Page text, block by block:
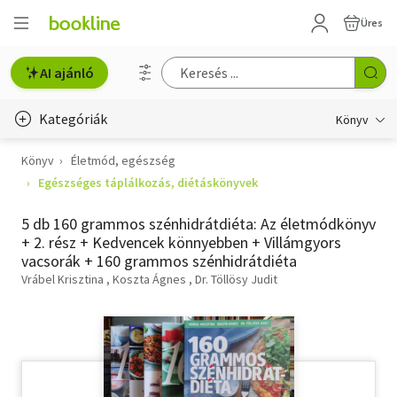
Üres
AI ajánló
Kategóriák Könyv
Életmód, egészség
Gyermek- és ifjúsági
Hobbi, szabadidő
Könyv
Életmód, egészség
Egészséges táplálkozás, diétáskönyvek
5 db 160 grammos szénhidrátdiéta: Az életmódkönyv
+ 2. rész + Kedvencek könnyebben + Villámgyors
vacsorák + 160 grammos szénhidrátdiéta
Vrábel Krisztina Koszta Ágnes Dr. Töllösy Judit